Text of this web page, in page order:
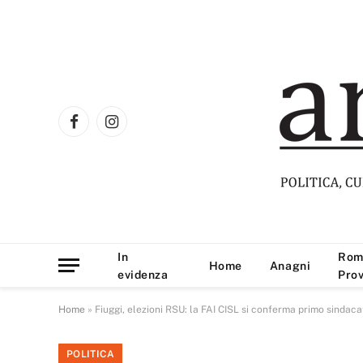
FacebookInstagram
In
evidenza
Home Anagni
Home » Fiuggi, elezioni RSU: la FAI CISL si conferma primo
POLITICA